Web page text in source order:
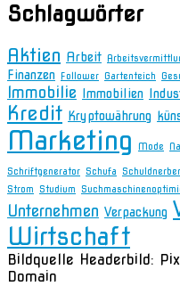
Schlagwörter
Aktien Arbeit
Finanzen Follower Gartenteich
Immobilie Immobilien
Kredit Kryptowährung
Marketing Mode
Schriftgenerator Schufa
Strom
Studium
Unternehmen Verpackung
Wirtschaft
Bildquelle Headerbild:
Domain